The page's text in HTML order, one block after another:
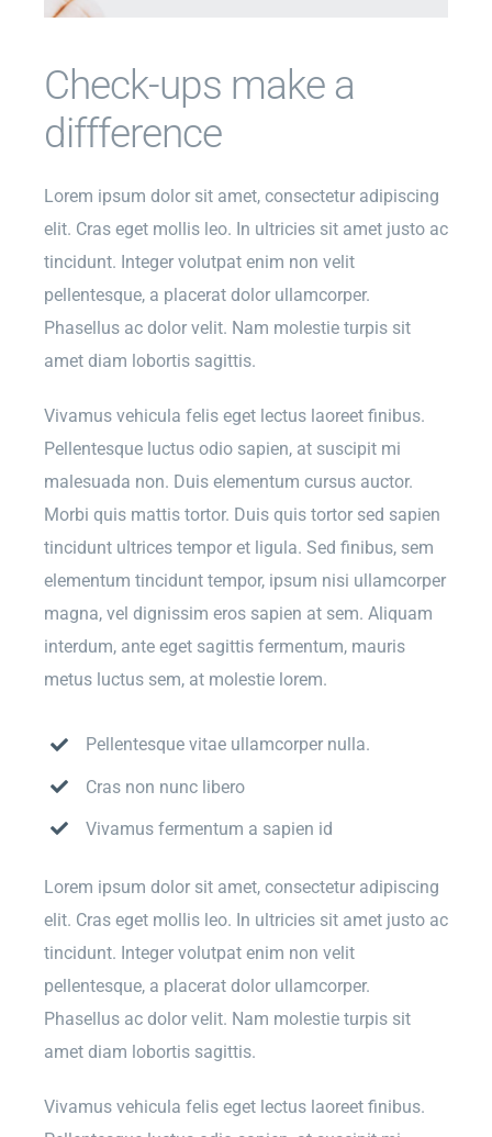
Check-ups make a
diffference
Lorem ipsum dolor sit amet, consectetur adipiscing
elit. Cras eget mollis leo. In ultricies sit amet justo ac
tincidunt. Integer volutpat enim non velit
pellentesque, a placerat dolor ullamcorper.
Phasellus ac dolor velit. Nam molestie turpis sit
amet diam lobortis sagittis.
Vivamus vehicula felis eget lectus laoreet finibus.
Pellentesque luctus odio sapien, at suscipit mi
malesuada non. Duis elementum cursus auctor.
Morbi quis mattis tortor. Duis quis tortor sed sapien
tincidunt ultrices tempor et ligula. Sed finibus, sem
elementum tincidunt tempor, ipsum nisi ullamcorper
magna, vel dignissim eros sapien at sem. Aliquam
interdum, ante eget sagittis fermentum, mauris
metus luctus sem, at molestie lorem.
Pellentesque vitae ullamcorper nulla.
Cras non nunc libero
Vivamus fermentum a sapien id
Lorem ipsum dolor sit amet, consectetur adipiscing
elit. Cras eget mollis leo. In ultricies sit amet justo ac
tincidunt. Integer volutpat enim non velit
pellentesque, a placerat dolor ullamcorper.
Phasellus ac dolor velit. Nam molestie turpis sit
amet diam lobortis sagittis.
Vivamus vehicula felis eget lectus laoreet finibus.